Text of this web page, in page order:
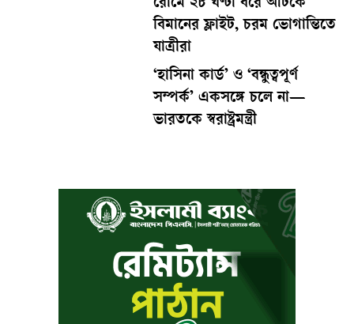
রোমে ২৮ ঘণ্টা ধরে আটকে
বিমানের ফ্লাইট, চরম ভোগান্তিতে
যাত্রীরা
‘হাসিনা কার্ড’ ও ‘বন্ধুত্বপূর্ণ
সম্পর্ক’ একসঙ্গে চলে না—
ভারতকে স্বরাষ্ট্রমন্ত্রী